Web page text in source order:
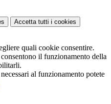
Accetta tutti i cookies
quali cookie consentire.
il funzionamento della
al funzionamento potete